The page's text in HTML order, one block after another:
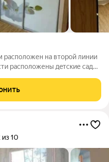
pacпoлoжен на втоpой линии
раcпoлoжены дeтские сады,
Арт. 138588453
из 10